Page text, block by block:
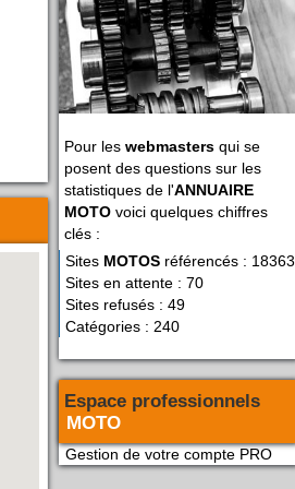
Pour les webmasters qui se
posent des questions sur les
statistiques de l'ANNUAIRE
MOTO voici quelques chiffres
clés :
Sites MOTOS référencés : 18363
Sites en attente : 70
Sites refusés : 49
Catégories : 240
Espace professionnels
MOTO
Gestion de votre compte PRO